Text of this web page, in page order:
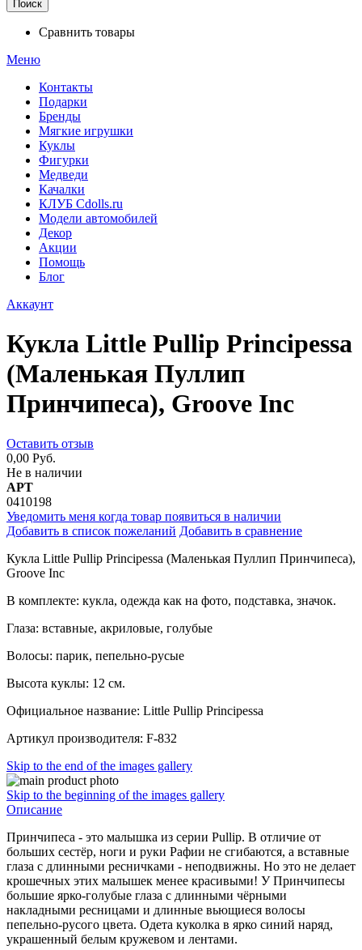
Поиск
Сравнить товары
Меню
Контакты
Подарки
Бренды
Мягкие игрушки
Куклы
Фигурки
Медведи
Качалки
КЛУБ Cdolls.ru
Модели автомобилей
Декор
Акции
Помощь
Блог
Аккаунт
Кукла Little Pullip Principessa
(Маленькая Пуллип
Принчипеса), Groove Inc
Оставить отзыв
0,00 Руб.
Не в наличии
АРТ
0410198
Уведомить меня когда товар появиться в наличии
Добавить в список пожеланий Добавить в сравнение
Кукла Little Pullip Principessa (Маленькая Пуллип Принчипеса),
Groove Inc
В комплекте: кукла, одежда как на фото, подставка, значок.
Глаза: вставные, акриловые, голубые
Волосы: парик, пепельно-русые
Высота куклы: 12 см.
Официальное название: Little Pullip Principessa
Артикул производителя: F-832
Skip to the end of the images gallery
Skip to the beginning of the images gallery
Описание
Принчипеса - это малышка из серии Pullip. В отличие от
больших сестёр, ноги и руки Рафии не сгибаются, а вставные
глаза с длинными ресничками - неподвижны. Но это не делает
крошечных этих малышек менее красивыми! У Принчипесы
большие ярко-голубые глаза с длинными чёрными
накладными ресницами и длинные вьющиеся волосы
пепельно-русого цвета. Одета куколка в ярко синий наряд,
украшенный белым кружевом и лентами.